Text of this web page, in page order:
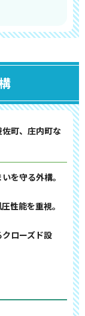
町、庄内町な
を守る外構。
性能を重視。
ローズド設